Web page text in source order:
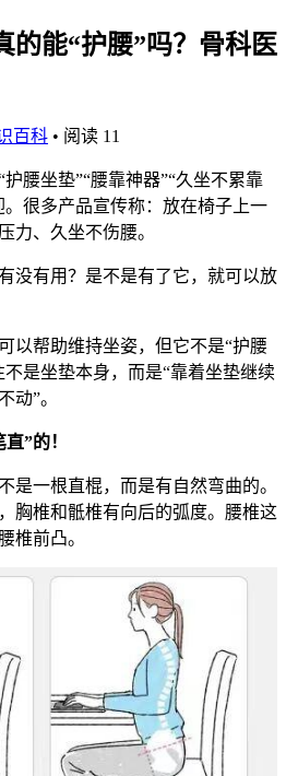
的能“护腰”吗？骨科医
百科 • 阅读 11
坐垫”“腰靠神器”“久坐不累靠
很多产品宣传称：放在椅子上一
力、久坐不伤腰。
有用？是不是有了它，就可以放
帮助维持坐姿，但它不是“护腰
是坐垫本身，而是“靠着坐垫继续
动”。
”的！
一根直棍，而是有自然弯曲的。
胸椎和骶椎有向后的弧度。腰椎这
椎前凸。